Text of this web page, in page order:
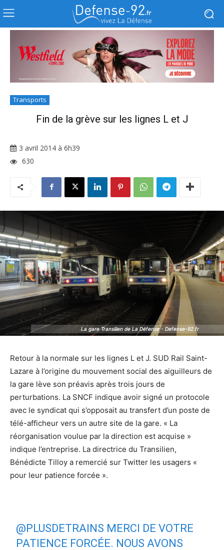
Transports
Fin de la grève sur les lignes L et J
3 avril 2014 à 6h39
630
La gare Transilien de La Défense - Defense-92.fr
La gare Transilien de La Défense - Defense-92.fr
Retour à la normale sur les lignes L et J. SUD Rail Saint-
Lazare à l’origine du mouvement social des aiguilleurs de
la gare lève son préavis après trois jours de
perturbations. La SNCF indique avoir signé un protocole
avec le syndicat qui s’opposait au transfert d’un poste de
télé-afficheur vers un autre site de la gare. « La
réorganisation voulue par la direction est acquise »
indique l’entreprise. La directrice du Transilien,
Bénédicte Tilloy a remercié sur Twitter les usagers «
pour leur patience forcée ».
@PLUSDETRAINS MERCI DE VOTRE
PATIENCE FORCÉE. NOUS AVONS